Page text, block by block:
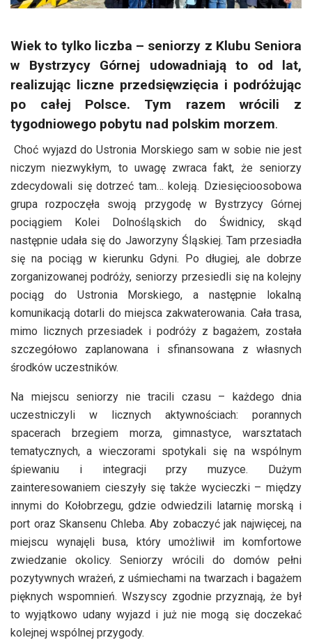
Wiek to tylko liczba – seniorzy z Klubu Seniora
w Bystrzycy Górnej udowadniają to od lat,
realizując liczne przedsięwzięcia i podróżując
po całej Polsce. Tym razem wrócili z
tygodniowego pobytu nad polskim morzem.
Choć wyjazd do Ustronia Morskiego sam w sobie nie jest
niczym niezwykłym, to uwagę zwraca fakt, że seniorzy
zdecydowali się dotrzeć tam… koleją. Dziesięcioosobowa
grupa rozpoczęła swoją przygodę w Bystrzycy Górnej
pociągiem Kolei Dolnośląskich do Świdnicy, skąd
następnie udała się do Jaworzyny Śląskiej. Tam przesiadła
się na pociąg w kierunku Gdyni. Po długiej, ale dobrze
zorganizowanej podróży, seniorzy przesiedli się na kolejny
pociąg do Ustronia Morskiego, a następnie lokalną
komunikacją dotarli do miejsca zakwaterowania. Cała trasa,
mimo licznych przesiadek i podróży z bagażem, została
szczegółowo zaplanowana i sfinansowana z własnych
środków uczestników.
Na miejscu seniorzy nie tracili czasu – każdego dnia
uczestniczyli w licznych aktywnościach: porannych
spacerach brzegiem morza, gimnastyce, warsztatach
tematycznych, a wieczorami spotykali się na wspólnym
śpiewaniu i integracji przy muzyce. Dużym
zainteresowaniem cieszyły się także wycieczki – między
innymi do Kołobrzegu, gdzie odwiedzili latarnię morską i
port oraz Skansenu Chleba. Aby zobaczyć jak najwięcej, na
miejscu wynajęli busa, który umożliwił im komfortowe
zwiedzanie okolicy. Seniorzy wrócili do domów pełni
pozytywnych wrażeń, z uśmiechami na twarzach i bagażem
pięknych wspomnień. Wszyscy zgodnie przyznają, że był
to wyjątkowo udany wyjazd i już nie mogą się doczekać
kolejnej wspólnej przygody.